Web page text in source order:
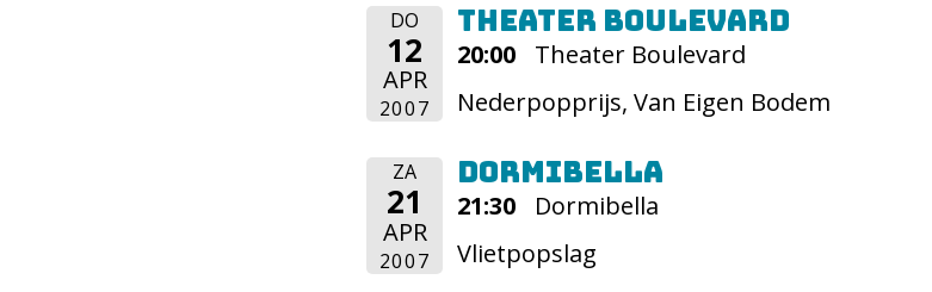
DO
12
APR
2007
Theater Boulevard
20:00
Theater Boulevard
Nederpopprijs, Van Eigen Bodem
ZA
21
APR
2007
Dormibella
21:30
Dormibella
Vlietpopslag